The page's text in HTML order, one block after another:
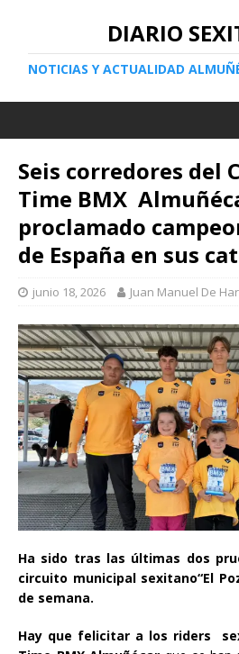
DIARIO
NOTICIAS Y ACTUALIDAD
Seis corredores del
Time BMX
proclamado
de España en sus
junio 18, 2026 Juan Manuel De
Ha sido tras las últimas dos
circuito municipal sexitano“El
de semana.
Hay que felicitar a los riders